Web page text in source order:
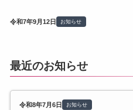
令和7年9月12日 お知らせ
最近のお知らせ
令和8年7月6日 お知らせ